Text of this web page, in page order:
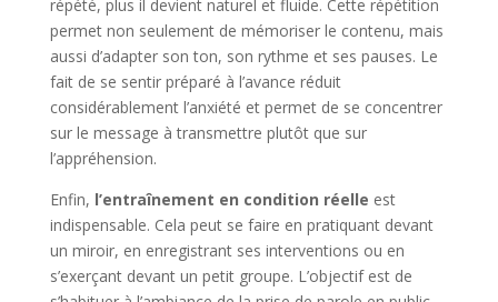
répété, plus il devient naturel et fluide. Cette répétition
permet non seulement de mémoriser le contenu, mais
aussi d’adapter son ton, son rythme et ses pauses. Le
fait de se sentir préparé à l’avance réduit
considérablement l’anxiété et permet de se concentrer
sur le message à transmettre plutôt que sur
l’appréhension.
Enfin, l’entraînement en condition réelle est
indispensable. Cela peut se faire en pratiquant devant
un miroir, en enregistrant ses interventions ou en
s’exerçant devant un petit groupe. L’objectif est de